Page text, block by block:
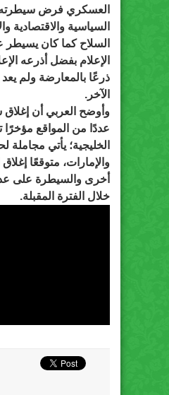
العسكري فرض سيطرته
السياسية والاقتصادية
السلاح كما كان
الإعلام بفضل أذرعه
ذرعًا بالمعارضة ولم
الآخر.
وأوضح العربي أن إغلاق
عددًا من المواقع مؤخرًا
الخليجية؛ يأتي مجاملة
والإمارات، متوقعًا إغلاق
أخرى والسيطرة على
خلال الفترة المقبلة.